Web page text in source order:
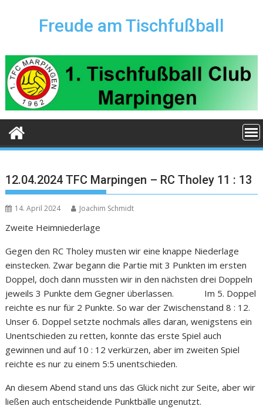
Freude am Tischfußball
12.04.2024 TFC Marpingen – RC Tholey 11 : 13
14. April 2024 Joachim Schmidt
Zweite Heimniederlage
Gegen den RC Tholey musten wir eine knappe Niederlage
einstecken. Zwar begann die Partie mit 3 Punkten im ersten
Doppel, doch dann mussten wir in den nächsten drei Doppeln
jeweils 3 Punkte dem Gegner überlassen. Im 5. Doppel
reichte es nur für 2 Punkte. So war der Zwischenstand 8 : 12.
Unser 6. Doppel setzte nochmals alles daran, wenigstens ein
Unentschieden zu retten, konnte das erste Spiel auch
gewinnen und auf 10 : 12 verkürzen, aber im zweiten Spiel
reichte es nur zu einem 5:5 unentschieden.
An diesem Abend stand uns das Glück nicht zur Seite, aber wir
ließen auch entscheidende Punktbälle ungenutzt.